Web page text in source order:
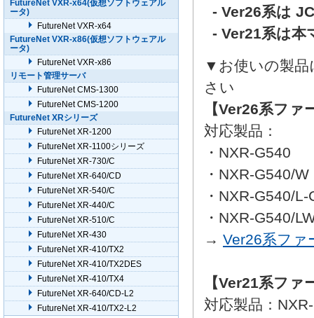
- Ver26系は
- Ver21系は本
▼お使いの製品
さい
【Ver26系ファ
対応製品：
・NXR-G540
・NXR-G540/W
・NXR-G540/
・NXR-G540/
→ Ver26系ファ
【Ver21系ファ
対応製品：
FutureNet VXR-x64(仮想ソフトウェアル
ータ)
FutureNet VXR-x64
FutureNet VXR-x86(仮想ソフトウェアル
ータ)
FutureNet VXR-x86
リモート管理サーバ
FutureNet CMS-1300
FutureNet CMS-1200
FutureNet XRシリーズ
FutureNet XR-1200
FutureNet XR-1100シリーズ
FutureNet XR-730/C
FutureNet XR-640/CD
FutureNet XR-540/C
FutureNet XR-440/C
FutureNet XR-510/C
FutureNet XR-430
FutureNet XR-410/TX2
FutureNet XR-410/TX2DES
FutureNet XR-410/TX4
FutureNet XR-640/CD-L2
FutureNet XR-410/TX2-L2